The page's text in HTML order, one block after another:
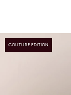
COUTURE EDITION